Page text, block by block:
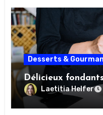
Desserts &
Délicieux
Laetitia Helfer